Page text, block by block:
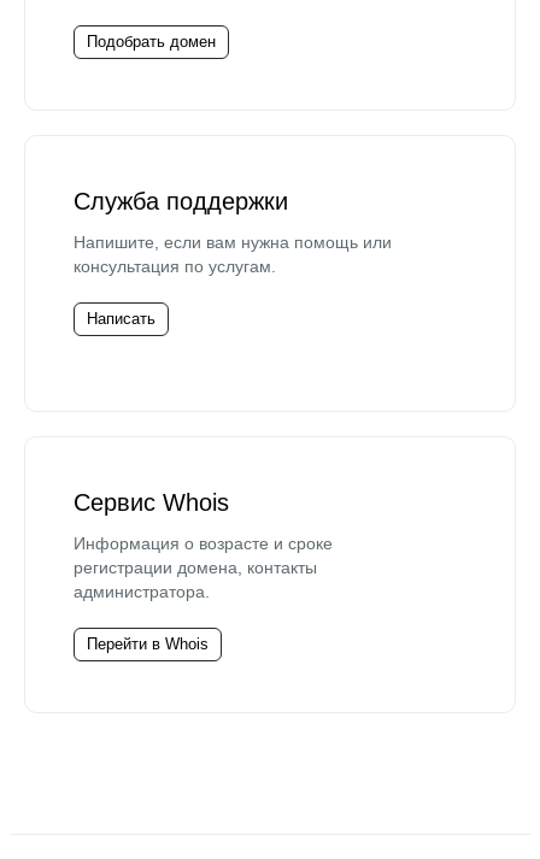
Подобрать домен
Служба поддержки
Напишите, если вам нужна помощь или
консультация по услугам.
Написать
Сервис Whois
Информация о возрасте и сроке
регистрации домена, контакты
администратора.
Перейти в Whois